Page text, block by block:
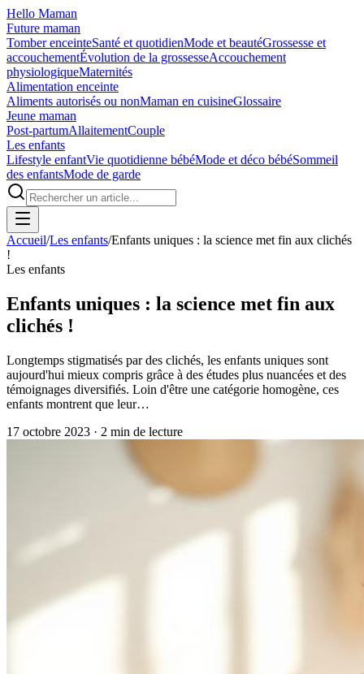
Hello Maman
Future maman
Tomber enceinteSanté et quotidienMode et beautéGrossesse et
accouchementÉvolution de la grossesseAccouchement
physiologiqueMaternités
Alimentation enceinte
Aliments autorisés ou nonMaman en cuisineGlossaire
Jeune maman
Post-partumAllaitementCouple
Les enfants
Lifestyle enfantVie quotidienne bébéMode et déco bébéSommeil
des enfantsMode de garde
Accueil/Les enfants/Enfants uniques : la science met fin aux clichés
!
Les enfants
Enfants uniques : la science met fin aux
clichés !
Longtemps stigmatisés par des clichés, les enfants uniques sont
aujourd'hui mieux compris grâce à des études plus nuancées et des
témoignages diversifiés. Loin d'être une catégorie homogène, ces
enfants montrent que leur…
17 octobre 2023 · 2 min de lecture